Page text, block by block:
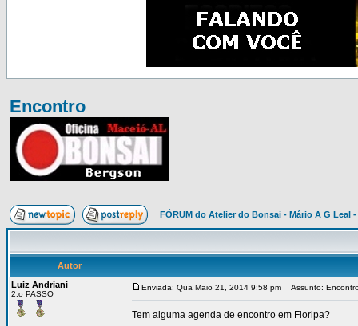
Encontro
FÓRUM do Atelier do Bonsai - Mário A G Leal
Autor
Luiz Andriani
2.o PASSO
Enviada: Qua Maio 21, 2014 9:58 pm Assunto:
Tem alguma agenda de encontro em Floripa?